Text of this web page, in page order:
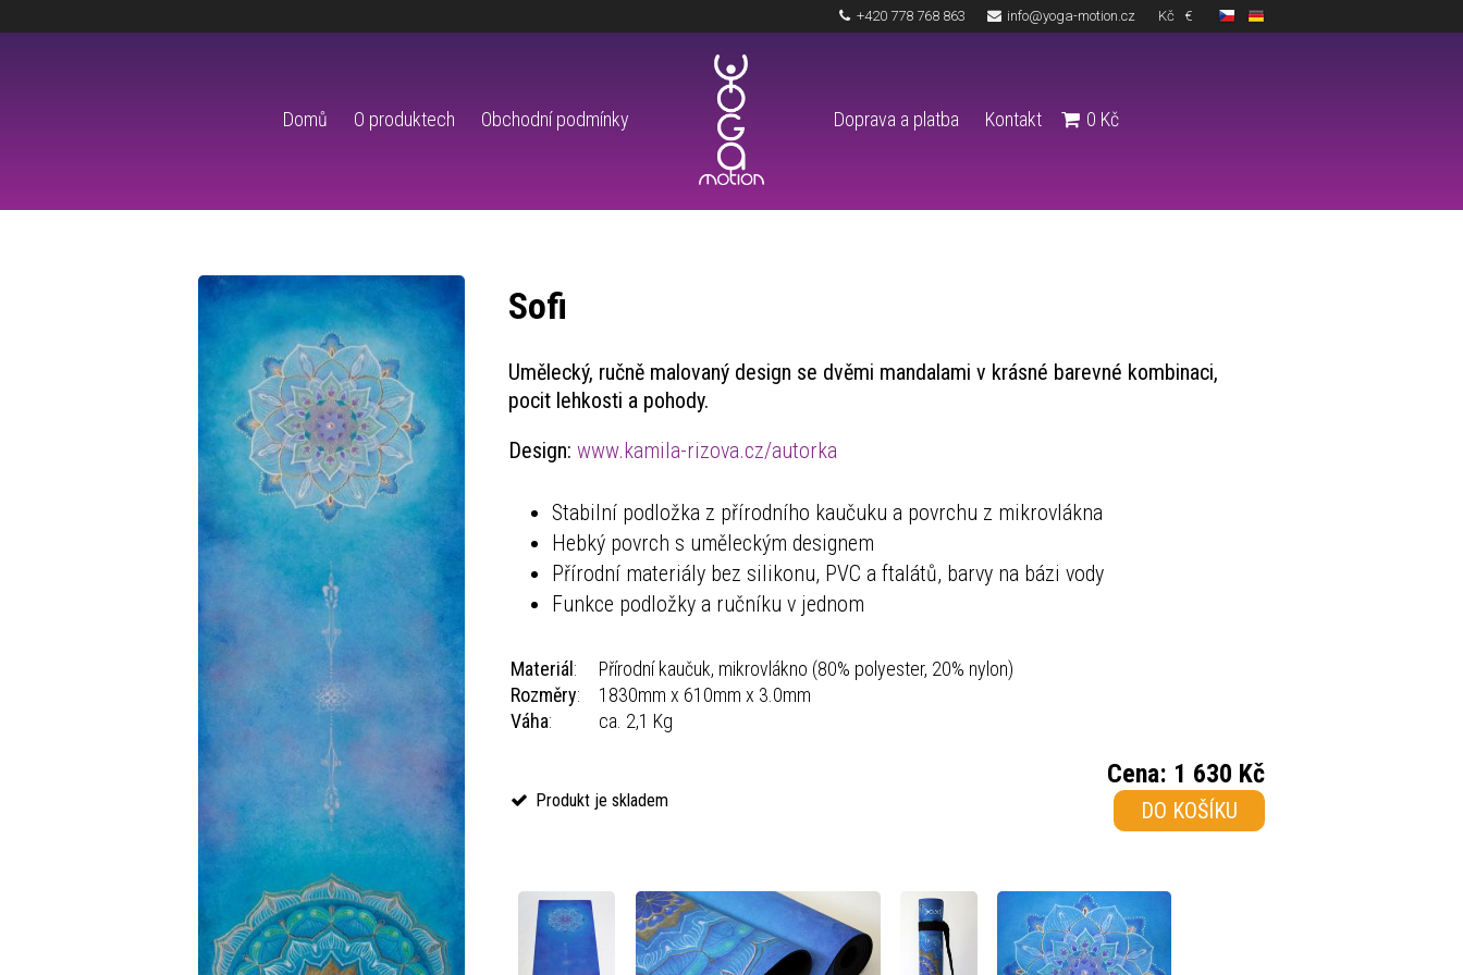
+420 778 768 863 info@yoga-motion.cz Kč €
Domů O produktech Obchodní podmínky Doprava a platba Kontakt 0 Kč
Sofi
Umělecký, ručně malovaný design se dvěmi mandalami v krásné barevné kombinaci,
pocit lehkosti a pohody.
Design: www.kamila-rizova.cz/autorka
Stabilní podložka z přírodního kaučuku a povrchu z mikrovlákna
Hebký povrch s uměleckým designem
Přírodní materiály bez silikonu, PVC a ftalátů, barvy na bázi vody
Funkce podložky a ručníku v jednom
Materiál :
Přírodní kaučuk, mikrovlákno (80% polyester, 20% nylon)
Rozměry:
1830mm x 610mm x 3.0mm
Váha: ca. 2,1 Kg
Cena: 1 630 Kč
DO KOŠÍKU
Produkt je skladem